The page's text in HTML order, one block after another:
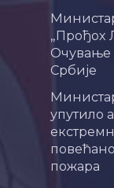
„Прођох
Очување
Србије
упутило
пожара